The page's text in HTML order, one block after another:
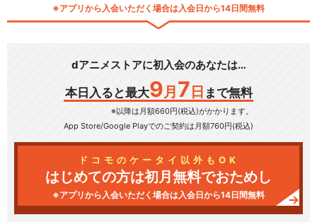
※アプリから入会いただく場合は入会日から14日間無料
dアニメストアに初入会のあなたは…
本日入ると最大9 月 7 日 まで無料
※以降は月額660円(税込)がかかります。
App Store/Google Playでのご契約は月額760円(税込)
ドコモのケータイ以外もOK
はじめての方は初月無料でおためし
※アプリから入会いただく場合は入会日から14日間無料